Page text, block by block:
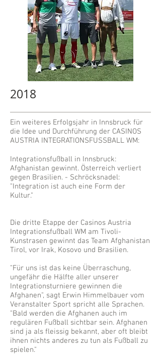
2018
Ein weiteres Erfolgsjahr in Innsbruck für
die Idee und Durchführung der CASINOS
AUSTRIA INTEGRATIONSFUSSBALL WM:
Integrationsfußball in Innsbruck:
Afghanistan gewinnt. Österreich verliert
gegen Brasilien. - Schröcksnadel:
"Integration ist auch eine Form der
Kultur."
Die dritte Etappe der Casinos Austria
Integrationsfußball WM am Tivoli-
Kunstrasen gewinnt das Team Afghanistan
Tirol, vor Irak, Kosovo und Brasilien.
"Für uns ist das keine Überraschung,
ungefähr die Hälfte aller unserer
Integrationsturniere gewinnen die
Afghanen", sagt Erwin Himmelbauer vom
Veranstalter Sport spricht alle Sprachen.
"Bald werden die Afghanen auch im
regulären Fußball sichtbar sein. Afghanen
sind ja als fleissig bekannt, aber oft bleibt
ihnen nichts anderes zu tun als Fußball zu
spielen."